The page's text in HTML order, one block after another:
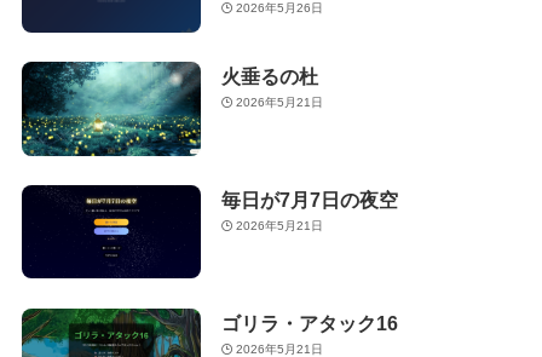
2026年5月26日
火垂るの杜
2026年5月21日
毎日が7月7日の夜空
2026年5月21日
ゴリラ・アタック16
2026年5月21日